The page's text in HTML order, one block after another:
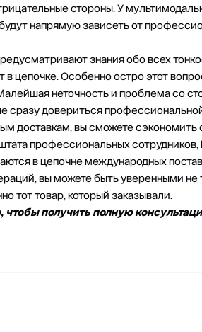
стороны. У
напрямую зависеть от
знания обо всех
в цепочке.Особенно остро этот
неточность и проблема со
сразу довериться
доставкам, вы сможете сэкономить
профессиональных сотрудников,
в цепочне международных
вы можете быть уверенными не
тот товар, который заказывали.
чтобы получить полную